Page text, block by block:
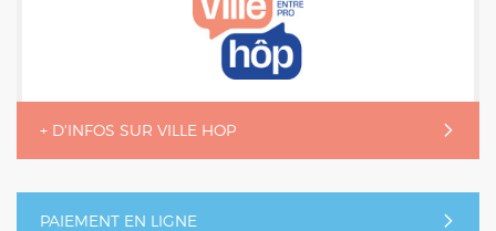
+ D'INFOS SUR VILLE HOP
PAIEMENT EN LIGNE